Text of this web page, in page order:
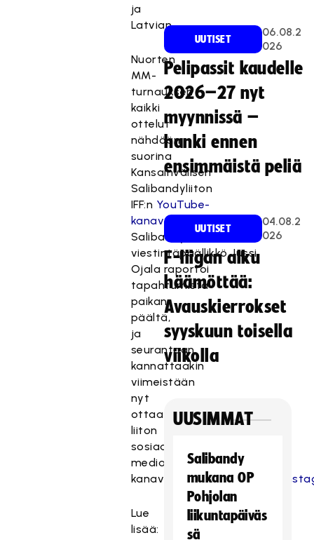
ja
Latvian.
Nuorten
MM-
turnauksen
kaikki
ottelut
nähdään
suorina
Kansainvälisen
Salibandyliiton
IFF:n YouTube-
kanavalla
Salibandyliiton
viestintäpäällikkö Jussi
Ojala raportoi
tapahtumista
paikan
päältä,
ja
seurantaan
kannattaakin
viimeistään
nyt
ottaa
liiton
sosiaalisen
median
kanavat
Twitter, Facebook
Lue
lisää:
UUTISET
06.08.2
026
Pelipassit kaudelle
2026–27 nyt
myynnissä –
hanki ennen
ensimmäistä peliä
UUTISET
04.08.2
026
F-liigan alku
häämöttää:
Avauskierrokset
syyskuun toisella
viikolla
UUSIMMAT
Salibandy
mukana OP
Pohjolan
liikuntapäiväs
sä